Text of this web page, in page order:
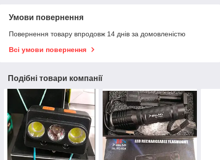
Умови повернення
Повернення товару впродовж 14 днів за домовленістю
Всі умови повернення
Подібні товари компанії